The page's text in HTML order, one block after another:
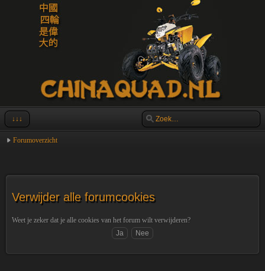
↓↓↓
Forumoverzicht
Verwijder alle forumcookies
Weet je zeker dat je alle cookies van het forum wilt verwijderen?